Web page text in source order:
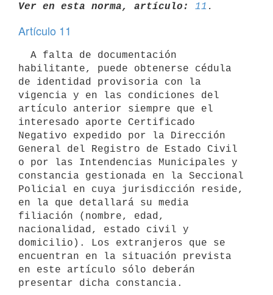
Ver en esta norma, artículo: 11
Artículo 11
habilitante, puede obtenerse cédula
de identidad provisoria con la
vigencia y en las condiciones del
artículo anterior siempre que el
interesado aporte Certificado
Negativo expedido por la Dirección
General del Registro de Estado Civil
o por las Intendencias Municipales y
constancia gestionada en la Seccional
Policial en cuya jurisdicción reside,
en la que detallará su media
filiación (nombre, edad,
nacionalidad, estado civil y
domicilio). Los extranjeros que se
encuentran en la situación prevista
en este artículo sólo deberán
presentar dicha constancia.